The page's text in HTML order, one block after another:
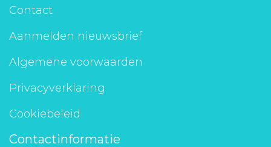
Contact
Aanmelden nieuwsbrief
Algemene voorwaarden
Privacyverklaring
Cookiebeleid
Contactinformatie